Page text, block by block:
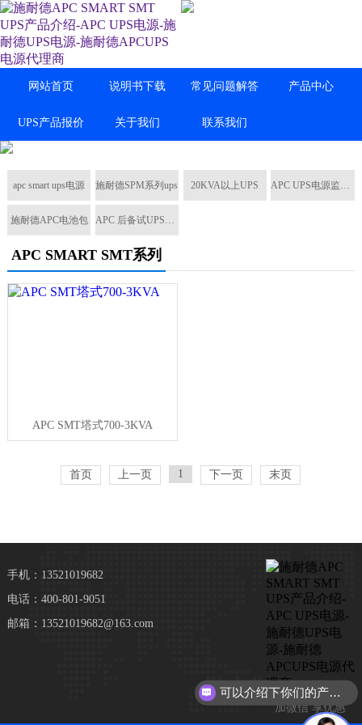
网站首页 说明书下载 常见问题解答 产品中心
UPS产品报价 关于我们 联系我们
apc smart ups电源 施耐德SPM系列ups 20KVA以上UPS APC UPS电源监控卡
施耐德APC电池包 APC 后备试UPS电源
APC SMART SMT系列
APC SMT塔式700-3KVA
首页 上一页 1 下一页 末页
加微信 享优惠
手机：13521019682
电话：400-801-9051
邮箱：13521019682@163.com
可以介绍下你们的产品么？